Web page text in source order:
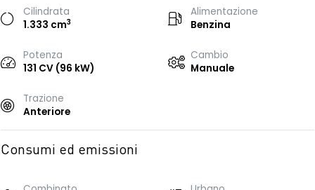
Cilindrata
1.333 cm3
Alimentazione
Benzina
Potenza
131 CV (96 kW)
Cambio
Manuale
Trazione
Anteriore
Consumi ed emissioni